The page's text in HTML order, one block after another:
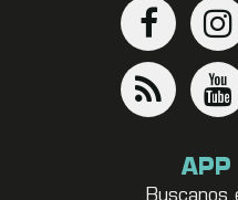
APP
Buscanos